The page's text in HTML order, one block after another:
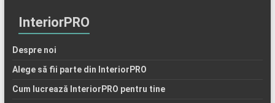
InteriorPRO
Despre noi
Alege să fii parte din InteriorPRO
Cum lucrează InteriorPRO pentru tine